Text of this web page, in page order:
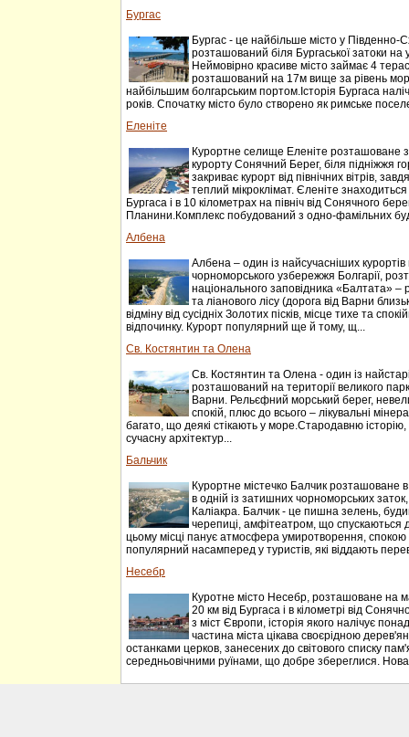
Бургас
Бургас - це найбільше місто у Південно-
розташований біля Бургаської затоки
Неймовірно красиве місто займає 4
розташований на 17м вище за рівень
найбільшим болгарським портом.Історія Бургаса
років. Спочатку місто було створено як римське
Еленіте
Курортне селище Еленіте розташоване
курорту Сонячний Берег, біля підніжжя
закриває курорт від північних вітрів,
теплий мікроклімат. Єленіте знаходиться
Бургаса і в 10 кілометрах на північ від Сонячного
Планини.Комплекс побудований з одно-фамільних
Албена
Албена – один із найсучасніших курортів
чорноморського узбережжя Болгарії,
національного заповідника «Балтата» –
та ліанового лісу (дорога від Варни
відміну від сусідніх Золотих пісків, місце тихе та
відпочинку. Курорт популярний ще й тому, щ...
Св. Костянтин та Олена
Св. Костянтин та Олена - один із
розташований на території великого
Варни. Рельєфний морський берег,
спокій, плюс до всього – лікувальні
багато, що деякі стікають у море.Стародавню
сучасну архітектур...
Бальчик
Курортне містечко Балчик розташоване
в одній із затишних чорноморських
Каліакра. Балчик - це пишна зелень,
черепиці, амфітеатром, що спускаються
цьому місці панує атмосфера умиротворення, спокою
популярний насамперед у туристів, які віддають
Несебр
Куротне місто Несебр, розташоване на
20 км від Бургаса і в кілометрі від
з міст Європи, історія якого налічує
частина міста цікава своєрідною
останками церков, занесених до світового списку
середньовічними руїнами, що добре збереглися.